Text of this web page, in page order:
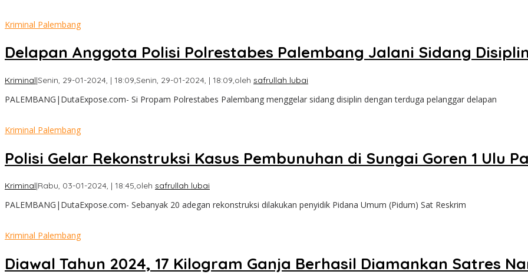
Kriminal Palembang
Delapan Anggota Polisi Polrestabes Palembang Jalani Sidang
Kriminal|Senin, 29-01-2024, | 18:09,Senin, 29-01-2024, | 18:09,oleh safrullah lubai
PALEMBANG|DutaExpose.com- Si Propam Polrestabes Palembang menggelar sidang disiplin dengan terduga pelanggar delapan
Kriminal Palembang
Polisi Gelar Rekonstruksi Kasus Pembunuhan di Sungai Goren 1 Ulu
Kriminal|Rabu, 03-01-2024, | 18:45,oleh safrullah lubai
PALEMBANG|DutaExpose.com- Sebanyak 20 adegan rekonstruksi dilakukan penyidik Pidana Umum (Pidum) Sat Reskrim
Kriminal Palembang
Diawal Tahun 2024, 17 Kilogram Ganja Berhasil Diamankan Satres